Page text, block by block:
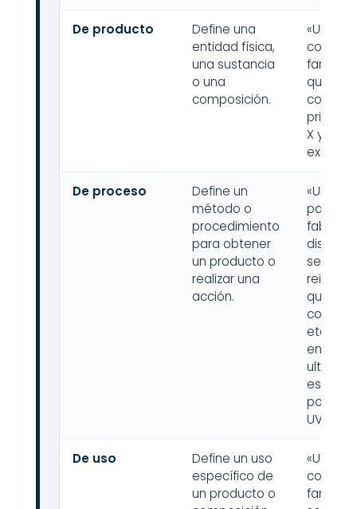
De producto
Define una
entidad física,
una sustancia
o una
composición.
«Una
que
X y un
De proceso
Define un
método o
procedimiento
para obtener
un producto o
realizar una
acción.
«Un
para la
según la
que
etapas
por
UV.»
De uso
Define un uso
específico de
un producto o
«Uso de